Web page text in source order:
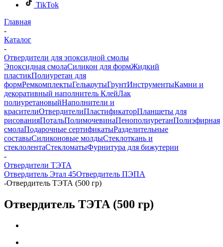
TikTok
Главная
-
Каталог
-
Отвердители для эпоксидной смолы
Эпоксидная смолаСиликон для формЖидкий
пластикПолиуретан для
формРемкомплектыГелькоутыГрунтИнструментыКамни и
декоративный наполнитель КлейЛак
полиуретановыйНаполнители и
красителиОтвердителиПластификаторПланшеты для
рисованияПотальПолимочевинаПенополиуретанПолиэфирная
смолаПодарочные сертификатыРазделительные
составыСиликоновые молдыСтеклоткань и
стеклолентаСтекломатыФурнитура для бижутерии
-
Отвердители ТЭТА
Отвердитель Этал 45Отвердитель ПЭПА
-Отвердитель ТЭТА (500 гр)
Отвердитель ТЭТА (500 гр)